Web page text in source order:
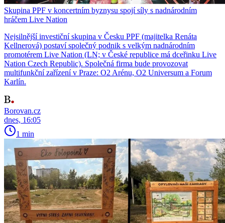
Skupina PPF v koncertním byznysu spojí síly s nadnárodním
hráčem Live Nation
Nejsilnější investiční skupina v Česku PPF (majitelka Renáta
Kellnerová) postaví společný podnik s velkým nadnárodním
promotérem Live Nation (LN; v České republice má dceřinku Live
Nation Czech Republic). Společná firma bude provozovat
multifunkční zařízení v Praze: O2 Arénu, O2 Universum a Forum
Karlín.
Borovan.cz
dnes, 16:05
1 min